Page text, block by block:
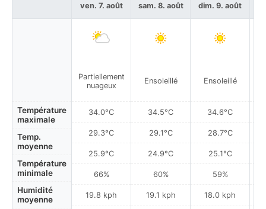
Température
maximale
Temp.
moyenne
Température
minimale
Humidité
moyenne
ven. 7. août
Partiellement
nuageux
34.0°C
29.3°C
25.9°C
66%
19.8 kph
sam. 8. août
Ensoleillé
34.5°C
29.1°C
24.9°C
60%
19.1 kph
dim. 9. août
Ensoleillé
34.6°C
28.7°C
25.1°C
59%
18.0 kph